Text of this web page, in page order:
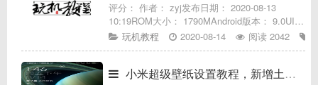
评分： 作者： zyj发布日期： 2020-08-13
10:19ROM大小： 1790MAndroid版本： 9.0UI类
型： MIUI包类型： 卡刷包刷机包介绍★★ 刷机
需知★★.务必解锁BL！
玩机教程 2020-08-14 阅读 2042
小米超级壁纸设置教程，新增土星环超级壁纸